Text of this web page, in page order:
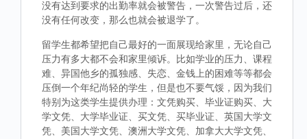
没有达到要求的出勤率就会被警告，一次警告过后，还
没有任何改变，那么也就会被退学了。
留学生都希望把自己最好的一面展现给家里，无论自己
压力有多大都不会和家里倾诉。比如学业的压力、课程
难、异国他乡的孤独感、失恋、金钱上的困难等等都会
压倒一个年纪尚轻的学生，但是也不要气馁，因为我们
特别为这类学生提供办理：文凭购买、毕业证购买、大
学文凭、大学毕业证、买文凭、买毕业证、英国大学文
凭、美国大学文凭、澳洲大学文凭、加拿大大学文凭、